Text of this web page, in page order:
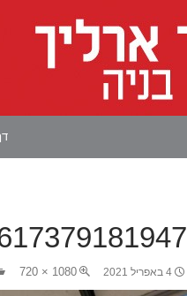
4 באפריל 2021 1080 × 720